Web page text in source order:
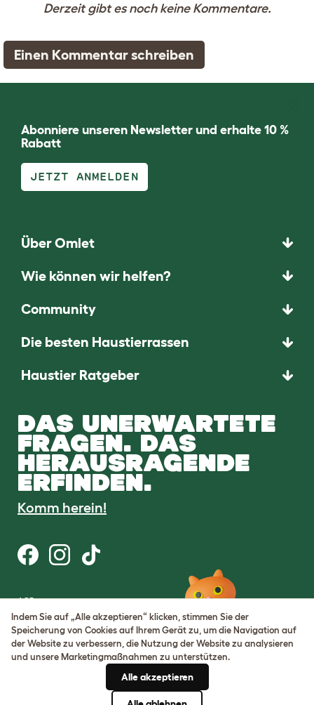
Derzeit gibt es noch keine Kommentare.
Einen Kommentar schreiben
Abonniere unseren Newsletter und erhalte 10 %
Rabatt
JETZT ANMELDEN
Über Omlet
Wie können wir helfen?
Community
Die besten Haustierrassen
Haustier Ratgeber
DAS UNERWARTETE
FRAGEN. DAS
HERAUSRAGENDE
ERFINDEN.
Komm herein!
AGB
Datenschutz
Cookie Settings
Sitemap
Handelsregisternummer:
Indem Sie auf „Alle akzeptieren“ klicken, stimmen Sie der
Speicherung von Cookies auf Ihrem Gerät zu, um die Navigation auf
der Website zu verbessern, die Nutzung der Website zu analysieren
und unsere Marketingmaßnahmen zu unterstützen.
Alle akzeptieren